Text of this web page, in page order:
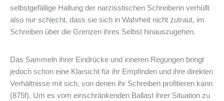
selbstgefällige Haltung der narzisstischen Schreiberin verhüllt
also nur schlecht, dass sie sich in Wahrheit nicht zutraut, im
Schreiben über die Grenzen ihres Selbst hinauszugehen.
Das Sammeln ihrer Eindrücke und inneren Regungen bringt
jedoch schon eine Klarsicht für ihr Empfinden und ihre direkten
Verhältnisse mit sich, von denen ihr Schreiben profitieren kann
(875f). Um es vom einschränkenden Ballast ihrer Situation zu